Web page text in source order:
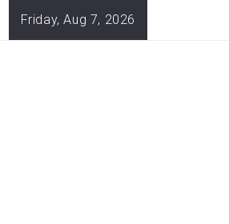
Friday, Aug 7, 2026